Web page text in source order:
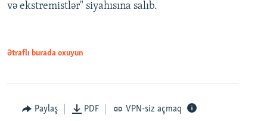
və ekstremistlər" siyahısına salıb.
Ətraflı burada oxuyun
Paylaş PDF VPN-siz açmaq